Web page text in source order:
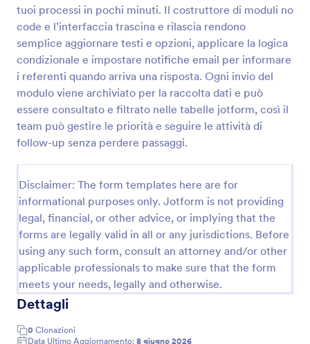
tuoi processi in pochi minuti. Il costruttore di moduli no
code e l’interfaccia trascina e rilascia rendono
semplice aggiornare testi e opzioni, applicare la logica
condizionale e impostare notifiche email per informare
i referenti quando arriva una risposta. Ogni invio del
modulo viene archiviato per la raccolta dati e può
essere consultato e filtrato nelle tabelle jotform, così il
team può gestire le priorità e seguire le attività di
follow-up senza perdere passaggi.
Disclaimer: The form templates here are for
informational purposes only. Jotform is not providing
legal, financial, or other advice, or implying that the
forms are legally valid in all or any jurisdictions. Before
using any such form, consult an attorney and/or other
applicable professionals to make sure that the form
meets your needs, legally and otherwise.
Dettagli
0 Clonazioni
Data Ultimo Aggiornamento: 8 giugno 2026
Modulo Di Segnalazione Qualità
Raccogli e organizza segnalazioni di non conformità
e problemi operativi con il Modulo di Segnalazione
Qualità di Jotform, ideale per reparti aziendali e
team qualità che vogliono migliorare la data
Go to Category:
Usa Template
Anteprima